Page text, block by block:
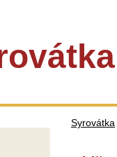
Syrovátka